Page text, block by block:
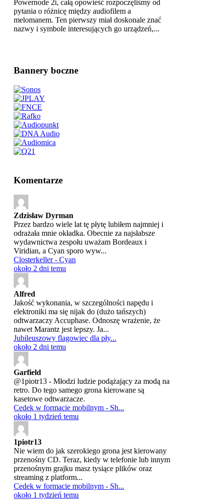
Powernode 2i, całą opowieść rozpoczęliśmy od
pytania o różnicę między audiofilem a
melomanem. Ten pierwszy miał doskonale znać
nazwy i symbole interesujących go urządzeń,...
Bannery boczne
Komentarze
Zdzisław Dyrman
Przez bardzo wiele lat tę płytę lubiłem najmniej i
odrażała mnie okładka. Obecnie za najsłabsze
wydawnictwa zespołu uważam Bordeaux i
Viridian, a Cyan sporo wyw...
Closterkeller - Cyan
około 2 dni temu
Alfred
Jakość wykonania, w szczególności napędu i
elektroniki ma się nijak do (dużo tańszych)
odtwarzaczy Accuphase. Odnoszę wrażenie, że
nawet Marantz jest lepszy. Ja...
Jubileuszowy flagowiec dla pły...
około 2 dni temu
Garfield
@1piotr13 - Młodzi ludzie podążający za modą na
retro. Do tego samego grona kierowane są
kasetowe odtwarzacze.
Cedek w formacie mobilnym - Sh...
około 1 tydzień temu
1piotr13
Nie wiem do jak szerokiego grona jest kierowany
przenośny CD. Teraz, kiedy w telefonie lub innym
przenośnym grajku masz tysiące plików oraz
streaming z platform...
Cedek w formacie mobilnym - Sh...
około 1 tydzień temu